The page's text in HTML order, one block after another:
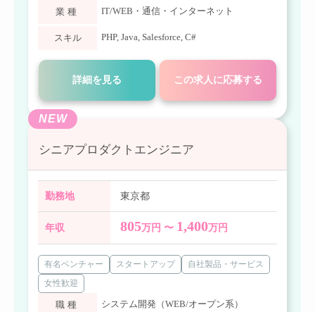
業種 IT/WEB・通信・インターネット
スキル PHP, Java, Salesforce, C#
詳細を見る この求人に応募する
NEW
シニアプロダクトエンジニア
勤務地 東京都
年収 805万円 〜 1,400万円
有名ベンチャー スタートアップ
自社製品・サービス
女性歓迎
職種 システム開発（WEB/オープン系）